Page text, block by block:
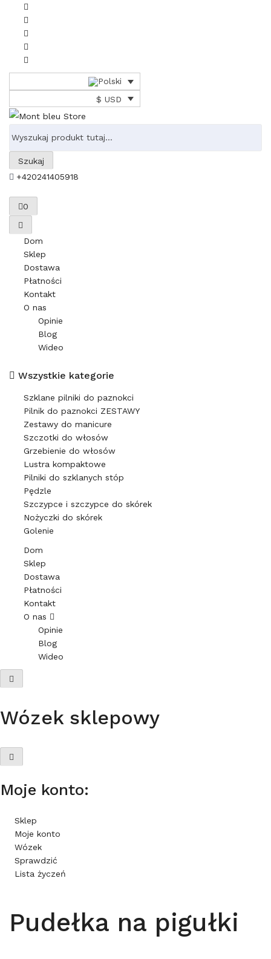
$ USD
Szukaj
+420241405918
0
Dom
Sklep
Dostawa
Płatności
Kontakt
O nas
Opinie
Blog
Wideo
Wszystkie kategorie
Szklane pilniki do paznokci
Pilnik do paznokci ZESTAWY
Zestawy do manicure
Szczotki do włosów
Grzebienie do włosów
Lustra kompaktowe
Pilniki do szklanych stóp
Pędzle
Szczypce i szczypce do skórek
Nożyczki do skórek
Golenie
Dom
Sklep
Dostawa
Płatności
Kontakt
O nas
Opinie
Blog
Wideo
Wózek sklepowy
Moje konto:
Sklep
Moje konto
Wózek
Sprawdzić
Lista życzeń
Pudełka na pigułki